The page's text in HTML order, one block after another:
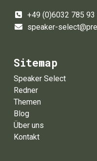
+49 (0)6032 785 93
speaker-
Sitemap
Speaker Select
Redner
Themen
Blog
Über uns
Kontakt